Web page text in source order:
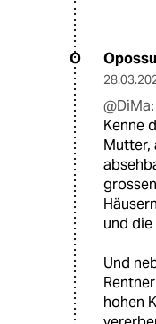
O
@DiMa:
Kenne
Mutter,
und die
Und
hohen